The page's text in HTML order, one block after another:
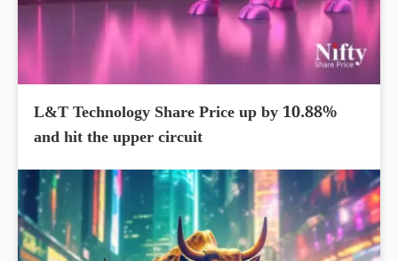
L&T Technology Share Price up by 10.88%
and hit the upper circuit